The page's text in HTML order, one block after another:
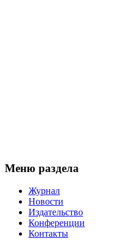
Меню раздела
Журнал
Новости
Издательство
Конференции
Контакты